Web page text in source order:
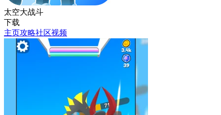
太空大战斗
下载
主页攻略社区视频